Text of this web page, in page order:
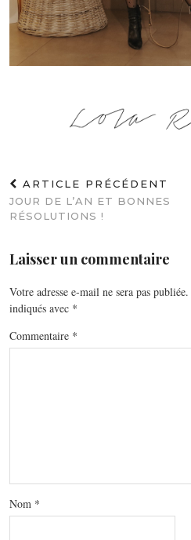
ARTICLE PRÉCÉDENT
JOUR DE L’AN ET BONNES
RÉSOLUTIONS !
Laisser un commentaire
Votre adresse e-mail ne sera pas publiée.
indiqués avec *
Commentaire *
Nom *